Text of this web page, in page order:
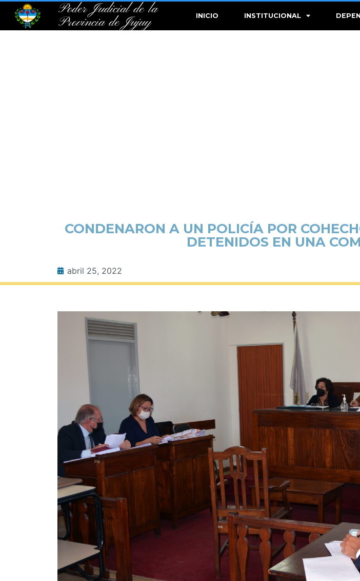
Poder Judicial de la
Provincia de Jujuy
INICIO INSTITUCIONAL
CONDENARON A UN POLICÍA POR
DETENIDOS EN UNA
abril 25, 2022